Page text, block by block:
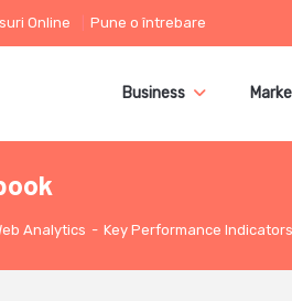
Online Pune o întrebare
Business
Analytics - Key Performance Indicators